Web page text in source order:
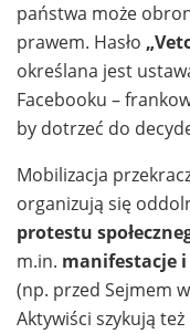
państwa może
prawem. Hasło
określana jest
Facebooku –
by dotrzeć do
Mobilizacja
organizują się
protestu
m.in. manifestacje
(np. przed Sejmem
Aktywiści szykują